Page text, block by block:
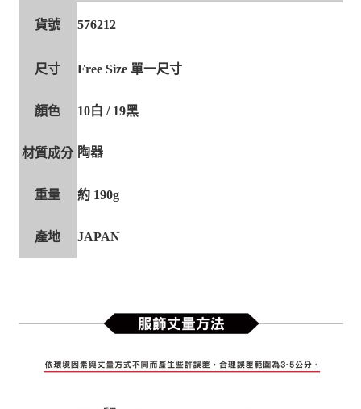
貨號 576212
尺寸 Free Size 單一尺寸
顏色 10白 / 19黑
材質成分 陶器
重量 約 190g
產地 JAPAN